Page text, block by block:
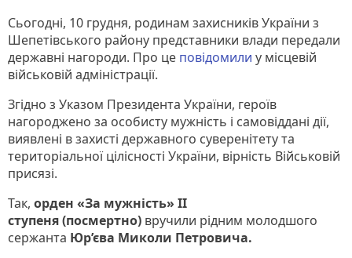
Сьогодні, 10 грудня, родинам захисників України з
Шепетівського району представники влади передали
державні нагороди. Про це повідомили у місцевій
військовій адміністрації.
Згідно з Указом Президента України, героїв
нагороджено за особисту мужність і самовіддані дії,
виявлені в захисті державного суверенітету та
територіальної цілісності України, вірність Військовій
присязі.
Так, орден «За мужність» ІІ
ступеня(посмертно) вручили рідним молодшого
сержанта Юр’єва Миколи Петровича.